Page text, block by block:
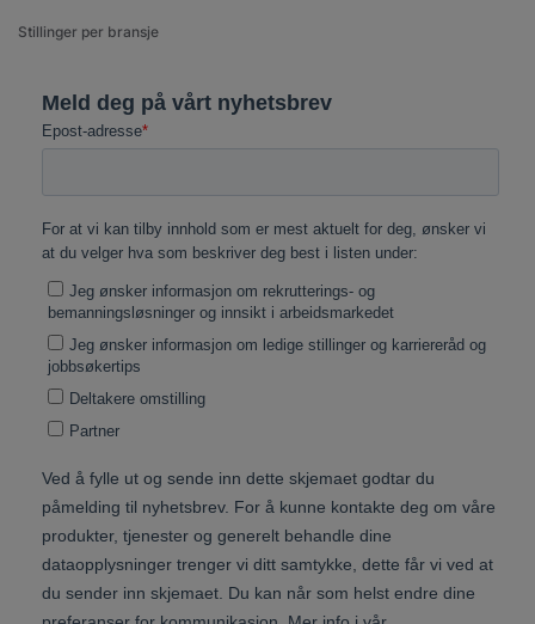
Stillinger per bransje